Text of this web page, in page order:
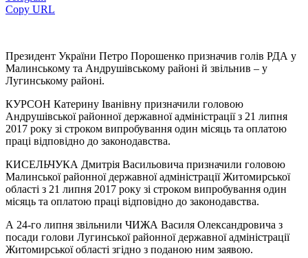
Copy URL
Президент України Петро Порошенко призначив голів РДА у
Малинському та Андрушівському районі й звільнив – у
Лугинському районі.
КУРСОН Катерину Іванівну призначили головою
Андрушівської районної державної адміністрації з 21 липня
2017 року зі строком випробування один місяць та оплатою
праці відповідно до законодавства.
КИСЕЛЬЧУКА Дмитрія Васильовича призначили головою
Малинської районної державної адміністрації Житомирської
області з 21 липня 2017 року зі строком випробування один
місяць та оплатою праці відповідно до законодавства.
А 24-го липня звільнили ЧИЖА Василя Олександровича з
посади голови Лугинської районної державної адміністрації
Житомирської області згідно з поданою ним заявою.